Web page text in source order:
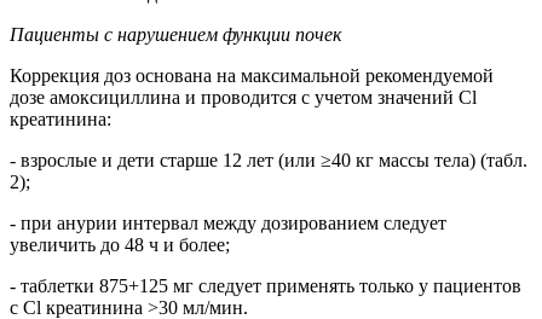
Пациенты с нарушением функции почек
Коррекция доз основана на максимальной рекомендуемой
дозе амоксициллина и проводится с учетом значений Cl
креатинина:
- взрослые и дети старше 12 лет (или ≥40 кг массы тела) (табл.
2);
- при анурии интервал между дозированием следует
увеличить до 48 ч и более;
- таблетки 875+125 мг следует применять только у пациентов
с Cl креатинина >30 мл/мин.